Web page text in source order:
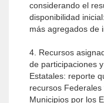
considerando el
disponibilidad
más agregados de
4. Recursos
de participaciones
Estatales: reporte
recursos
Municipios por los